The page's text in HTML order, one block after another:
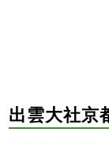
出雲大社京